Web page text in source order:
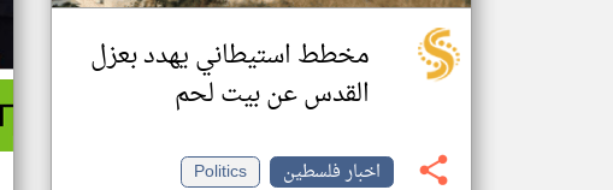
مخطط استيطاني يهدد بعزل
القدس عن بيت لحم
اخبار فلسطين
Politics